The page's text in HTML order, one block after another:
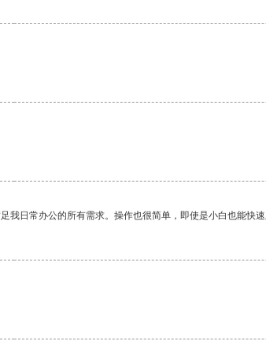
日常办公的所有需求。操作也很简单，即使是小白也能快速